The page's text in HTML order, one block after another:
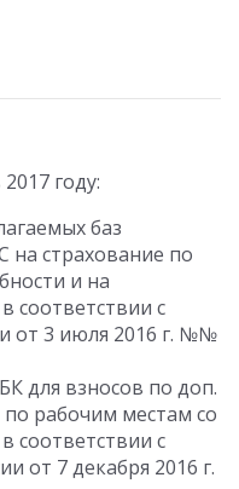
году:
баз
на страхование по
и на
соответствии с
от 3 июля 2016 г. №№
для взносов по доп.
рабочим местам со
соответствии с
от 7 декабря 2016 г.